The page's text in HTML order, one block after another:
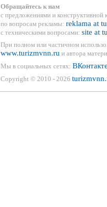
Обращайтесь к нам
с предложениями и конструктивной
по вопросам рекламы: reklama at
с техническими вопросами: site at
При полном или частичном
www.turizmvnn.ru и автора
Мы в социальных сетях:
Copyright © 2010 - 2026